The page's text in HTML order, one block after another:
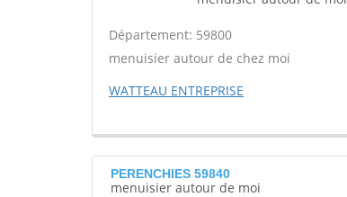
Département: 59800
menuisier autour de chez moi
WATTEAU ENTREPRISE
PERENCHIES 59840
menuisier autour de moi